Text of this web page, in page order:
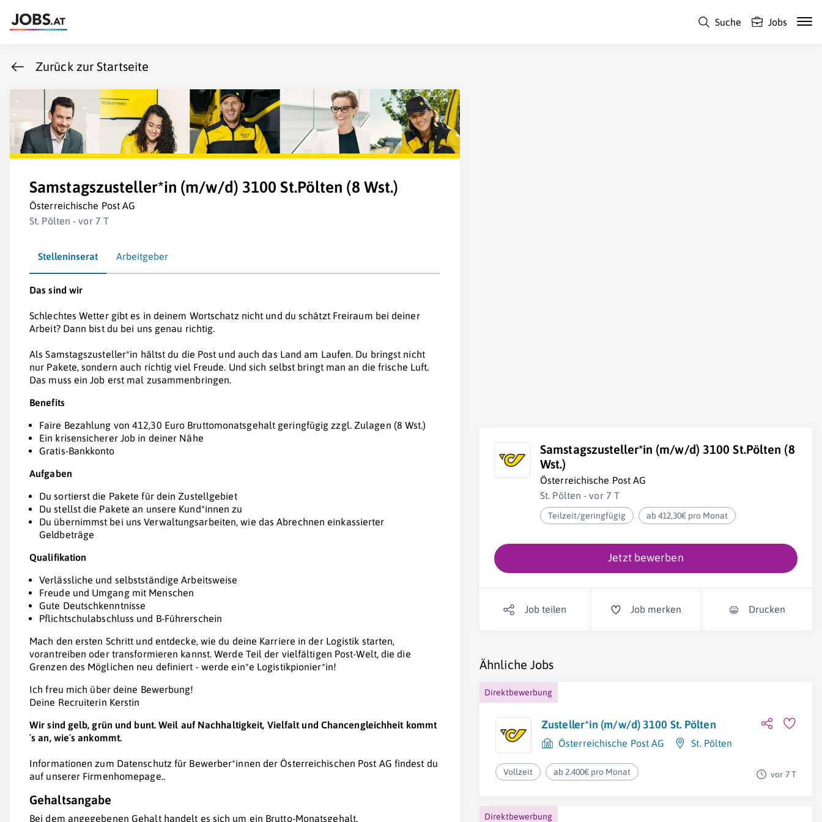
Suche Jobs
Zurück zur Startseite
Samstagszusteller*in (m/w/d) 3100 St.Pölten (8 Wst.)
Österreichische Post AG
St. Pölten - vor 7 T
Stelleninserat Arbeitgeber
Das sind wir
Schlechtes Wetter gibt es in deinem Wortschatz nicht und du schätzt Freiraum bei deiner
Arbeit? Dann bist du bei uns genau richtig.
Als Samstagszusteller*in hältst du die Post und auch das Land am Laufen. Du bringst nicht
nur Pakete, sondern auch richtig viel Freude. Und sich selbst bringt man an die frische Luft.
Das muss ein Job erst mal zusammenbringen.
Benefits
Faire Bezahlung von 412,30 Euro Bruttomonatsgehalt geringfügig zzgl. Zulagen (8 Wst.)
Ein krisensicherer Job in deiner Nähe
Gratis-Bankkonto
Aufgaben
Du sortierst die Pakete für dein Zustellgebiet
Du stellst die Pakete an unsere Kund*innen zu
Du übernimmst bei uns Verwaltungsarbeiten, wie das Abrechnen einkassierter
Geldbeträge
Qualifikation
Verlässliche und selbstständige Arbeitsweise
Freude und Umgang mit Menschen
Gute Deutschkenntnisse
Pflichtschulabschluss und B-Führerschein
Mach den ersten Schritt und entdecke, wie du deine Karriere in der Logistik starten,
vorantreiben oder transformieren kannst. Werde Teil der vielfältigen Post-Welt, die die
Grenzen des Möglichen neu definiert - werde ein*e Logistikpionier*in!
Ich freu mich über deine Bewerbung!
Deine Recruiterin Kerstin
Wir sind gelb, grün und bunt. Weil auf Nachhaltigkeit, Vielfalt und Chancengleichheit kommt
´s an, wie´s ankommt.
Informationen zum Datenschutz für Bewerber*innen der Österreichischen Post AG findest du
auf unserer Firmenhomepage..
Gehaltsangabe
Bei dem angegebenen Gehalt handelt es sich um ein Brutto-Monatsgehalt.
Samstagszusteller*in (m/w/d) 3100 St.Pölten (8
Wst.)
Österreichische Post AG
St. Pölten - vor 7 T
Teilzeit/geringfügig ab 412,30€ pro Monat
Jetzt bewerben
Job teilen Job merken Drucken
Ähnliche Jobs
Direktbewerbung
Zusteller*in (m/w/d) 3100 St. Pölten
Österreichische Post AG St. Pölten
Vollzeit ab 2.400€ pro Monat vor 7 T
Direktbewerbung